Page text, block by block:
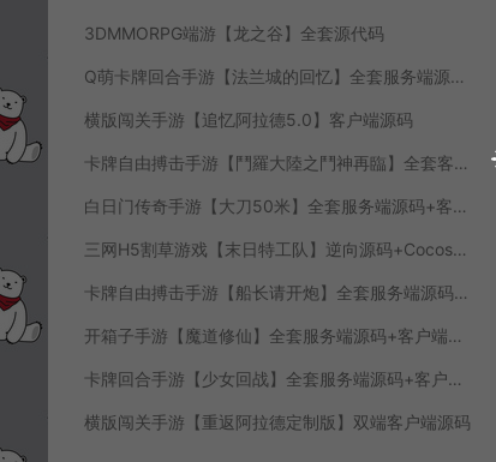
3DMMORPG端游【龙之谷】全套源代码
Q萌卡牌回合手游【法兰城的回忆】全套服务端源码+客户端源码+策划文档
横版闯关手游【追忆阿拉德5.0】客户端源码
卡牌自由搏击手游【鬥羅大陸之鬥神再臨】全套客户端源码+服务端源码+管理后台+导表工具+部署文档
白日门传奇手游【大刀50米】全套服务端源码+客户端源码
三网H5割草游戏【末日特工队】逆向源码+Cocos本地离线即玩
卡牌自由搏击手游【船长请开炮】全套服务端源码+客户端源码+GMVue3+策划表+美术包+前后端部署流程文档
开箱子手游【魔道修仙】全套服务端源码+客户端源码
卡牌回合手游【少女回战】全套服务端源码+客户端源码
横版闯关手游【重返阿拉德定制版】双端客户端源码